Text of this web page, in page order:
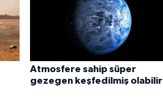
Atmosfere sahip süper
gezegen keşfedilmiş olabilir